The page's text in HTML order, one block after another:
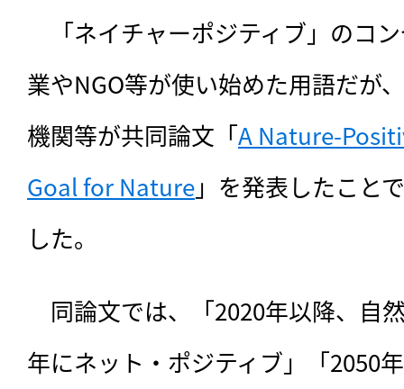
「ネイチャーポジティブ」のコ
業やNGO等が使い始めた用語だが、
機関等が共同論文「A Nature-
Goal for Nature」を発表したこと
した。
同論文では、「2020年以降、自
年にネット・ポジティブ」「2050